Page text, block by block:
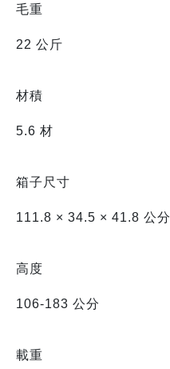
毛重
22 公斤
材積
5.6 材
箱子尺寸
111.8 × 34.5 × 41.8 公分
高度
106-183 公分
載重